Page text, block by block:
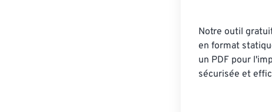
Notre outil
en format
un PDF pour
sécurisée et